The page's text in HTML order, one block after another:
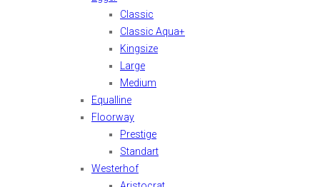
Classic
Classic Aqua+
Kingsize
Large
Medium
Equalline
Floorway
Prestige
Standart
Westerhof